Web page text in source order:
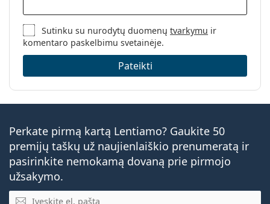
Sutinku su nurodytų duomenųtvarkymu ir
komentaro paskelbimu svetainėje.
Pateikti
Perkate pirmą kartą Lentiamo? Gaukite 50
premijų taškų už naujienlaiškio prenumeratą ir
pasirinkite nemokamą dovaną prie pirmojo
užsakymo.
El. pašto adresas